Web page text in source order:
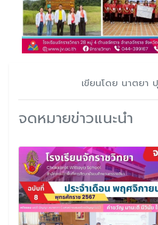
เขียนโดย นาตยา
จดหมายข่าวแนะนำ